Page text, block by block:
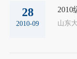
28
2010-09
2010
山东